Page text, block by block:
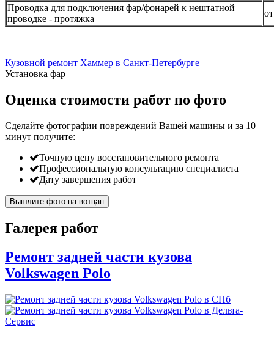
Проводка для подключения фар/фонарей к нештатной
проводке - протяжка
Кузовной ремонт Хаммер в Санкт-Петербурге
Установка фар
Оценка стоимости работ по фото
Сделайте фотографии повреждений Вашей машины и за 10
минут получите:
Точную цену восстановительного ремонта
Профессиональную консультацию специалиста
Дату завершения работ
Вышлите фото на вотцап
Галерея работ
Ремонт задней части кузова
Volkswagen Polo